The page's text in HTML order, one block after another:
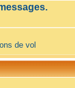
de vol